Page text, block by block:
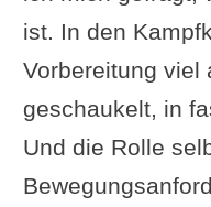
ist. In den
Vorbereitung viel
geschaukelt, in
Und die Rolle